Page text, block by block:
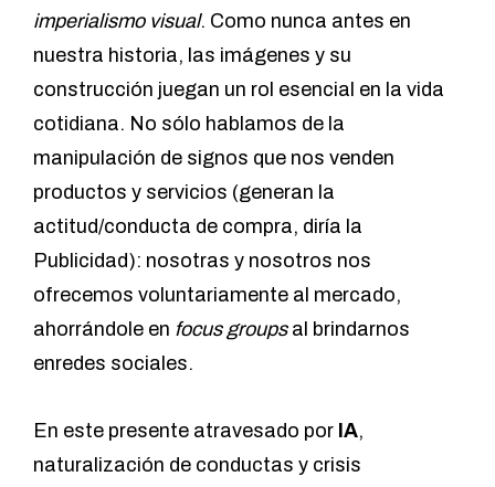
imperialismo visual. Como nunca antes en
nuestra historia, las imágenes y su
construcción juegan un rol esencial en la vida
cotidiana. No sólo hablamos de la
manipulación de signos que nos venden
productos y servicios (generan la
actitud/conducta de compra, diría la
Publicidad): nosotras y nosotros nos
ofrecemos voluntariamente al mercado,
ahorrándole en focus groupsal brindarnos
enredes sociales.
En este presente atravesado por IA,
naturalización de conductas y crisis